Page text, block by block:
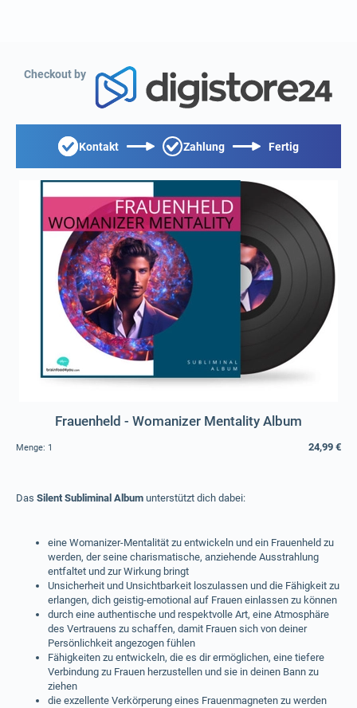
Checkout by
Kontakt Zahlung Fertig
Frauenheld - Womanizer Mentality Album
Menge: 1 24,99 €
Das Silent Subliminal Album unterstützt dich dabei:
eine Womanizer-Mentalität zu entwickeln und ein Frauenheld zu
werden, der seine charismatische, anziehende Ausstrahlung
entfaltet und zur Wirkung bringt
Unsicherheit und Unsichtbarkeit loszulassen und die Fähigkeit zu
erlangen, dich geistig-emotional auf Frauen einlassen zu können
durch eine authentische und respektvolle Art, eine Atmosphäre
des Vertrauens zu schaffen, damit Frauen sich von deiner
Persönlichkeit angezogen fühlen
Fähigkeiten zu entwickeln, die es dir ermöglichen, eine tiefere
Verbindung zu Frauen herzustellen und sie in deinen Bann zu
ziehen
die exzellente Verkörperung eines Frauenmagneten zu werden